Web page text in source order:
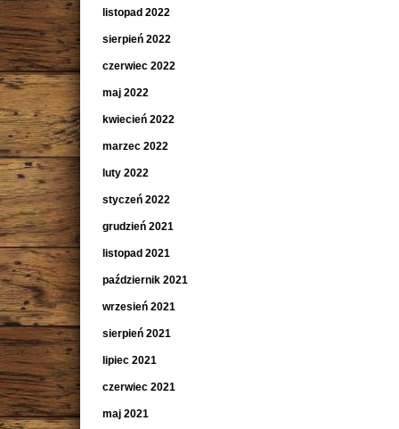
listopad 2022
sierpień 2022
czerwiec 2022
maj 2022
kwiecień 2022
marzec 2022
luty 2022
styczeń 2022
grudzień 2021
listopad 2021
październik 2021
wrzesień 2021
sierpień 2021
lipiec 2021
czerwiec 2021
maj 2021